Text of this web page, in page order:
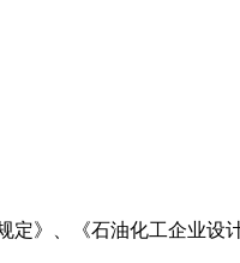
》、《石油化工企业